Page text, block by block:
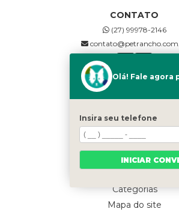
CONTATO
(27) 99978-2146
Sobre Nós
SERVIÇOS
Galeria
Categorias
Mapa do site
Olá! Fale agora
Insira seu telefone
INICIAR